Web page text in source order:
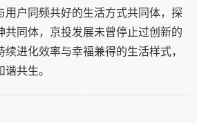
用户同频共好的生活方式共同体，探
共同体，京投发展未曾停止过创新的
进化效率与幸福兼得的生活样式，
共生。